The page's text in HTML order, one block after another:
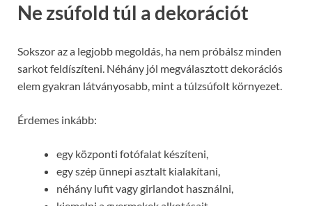
Ne zsúfold túl a dekorációt
Sokszor az a legjobb megoldás, ha nem próbálsz minden
sarkot feldíszíteni. Néhány jól megválasztott dekorációs
elem gyakran látványosabb, mint a túlzsúfolt környezet.
Érdemes inkább:
egy központi fotófalat készíteni,
egy szép ünnepi asztalt kialakítani,
néhány lufit vagy girlandot használni,